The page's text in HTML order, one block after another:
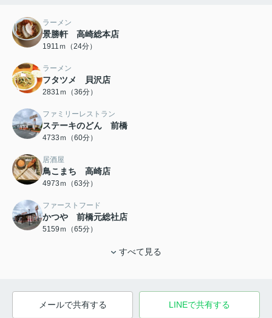
ラーメン
景勝軒 高崎総本店
1911ｍ（24分）
ラーメン
フタツメ 貝沢店
2831ｍ（36分）
ファミリーレストラン
ステーキのどん 前橋
4733ｍ（60分）
居酒屋
鳥こまち 高崎店
4973ｍ（63分）
ファーストフード
かつや 前橋元総社店
5159ｍ（65分）
すべて見る
メールで共有する LINEで共有する